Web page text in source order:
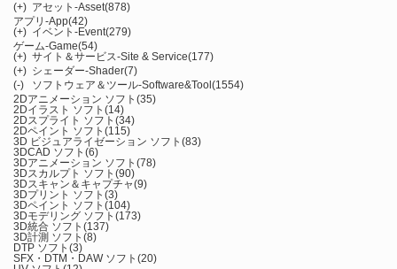
(+) アセット-Asset(878)
アプリ-App(42)
(+) イベント-Event(279)
ゲーム-Game(54)
(+) サイト＆サービス-Site & Service(177)
(+) シェーダー-Shader(7)
(-)
ソフトウェア＆ツール-Software&Tool (1554)
2Dアニメーション ソフト (35)
2Dイラスト ソフト (14)
2Dスプライト ソフト (34)
2Dペイント ソフト (115)
3D ビジュアライゼーション ソフト (83)
3DCAD ソフト (6)
3Dアニメーション ソフト (78)
3Dスカルプト ソフト (90)
3Dスキャン＆キャプチャ(9)
3Dプリント ソフト (3)
3Dペイント ソフト (104)
3Dモデリング ソフト (173)
3D統合 ソフト (137)
3D計測 ソフト (8)
DTP ソフト (3)
SFX・DTM・DAW ソフト (20)